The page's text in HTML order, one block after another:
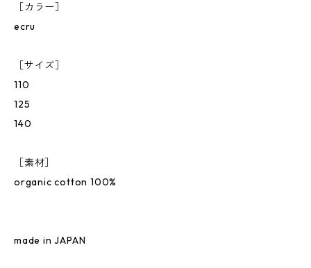
［カラー］
ecru
［サイズ］
110
125
140
［素材］
organic cotton 100%
made in JAPAN